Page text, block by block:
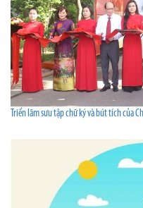
Triển lãm sưu tập chữ ký và bút tích của